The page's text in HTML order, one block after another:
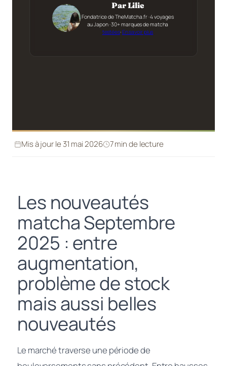
Par Lilie
Fondatrice de TheMatcha.fr · 4 voyages
au Japon · 30+ marques de matcha
testées·En savoir plus
Mis à jour le 31 mai 2026 7 min de lecture
Les nouveautés
matcha Septembre
2025 : entre
augmentation,
problème de stock
mais aussi belles
nouveautés
Le marché traverse une période de